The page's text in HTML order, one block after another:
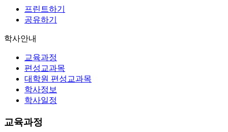
프린트하기
공유하기
학사안내
교육과정
편성교과목
대학원 편성교과목
학사정보
학사일정
교육과정